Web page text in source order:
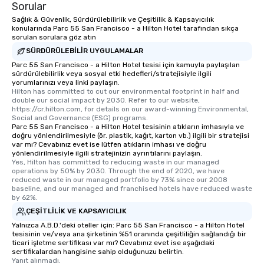
Sorular
Sağlık & Güvenlik, Sürdürülebilirlik ve Çeşitlilik & Kapsayıcılık
konularında Parc 55 San Francisco - a Hilton Hotel tarafından sıkça
sorulan sorulara göz atın
SÜRDÜRÜLEBILIR UYGULAMALAR
Parc 55 San Francisco - a Hilton Hotel tesisi için kamuyla paylaşılan
sürdürülebilirlik veya sosyal etki hedefleri/stratejisiyle ilgili
yorumlarınızı veya linki paylaşın.
Hilton has committed to cut our environmental footprint in half and
double our social impact by 2030. Refer to our website,
https://cr.hilton.com, for details on our award-winning Environmental,
Social and Governance (ESG) programs.
Parc 55 San Francisco - a Hilton Hotel tesisinin atıkların imhasıyla ve
doğru yönlendirilmesiyle (ör. plastik, kağıt, karton vb.) ilgili bir stratejisi
var mı? Cevabınız evet ise lütfen atıkların imhası ve doğru
yönlendirilmesiyle ilgili stratejinizin ayrıntılarını paylaşın.
Yes, Hilton has committed to reducing waste in our managed
operations by 50% by 2030. Through the end of 2020, we have
reduced waste in our managed portfolio by 73% since our 2008
baseline, and our managed and franchised hotels have reduced waste
by 62%.
ÇEŞITLILIK VE KAPSAYICILIK
Yalnızca A.B.D.'deki oteller için: Parc 55 San Francisco - a Hilton Hotel
tesisinin ve/veya ana şirketinin %51 oranında çeşitliliğin sağlandığı bir
ticari işletme sertifikası var mı? Cevabınız evet ise aşağıdaki
sertifikalardan hangisine sahip olduğunuzu belirtin.
Yanıt alınmadı.